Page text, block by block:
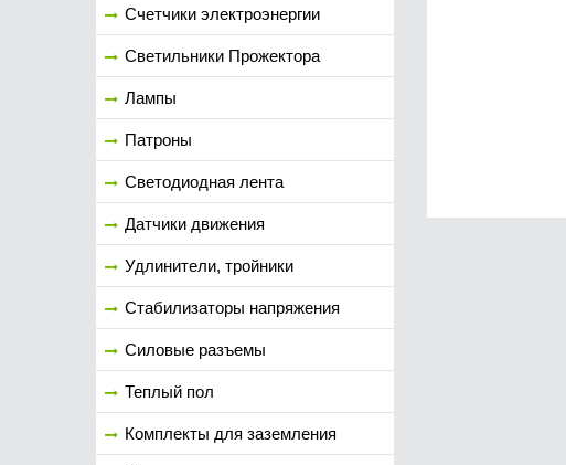
Счетчики электроэнергии
Светильники Прожектора
Лампы
Патроны
Светодиодная лента
Датчики движения
Удлинители, тройники
Стабилизаторы напряжения
Силовые разъемы
Теплый пол
Комплекты для заземления